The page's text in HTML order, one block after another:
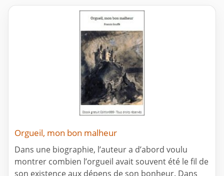
Orgueil, mon bon malheur
Dans une biographie, l’auteur a d’abord voulu
montrer combien l’orgueil avait souvent été le fil de
son existence aux dépens de son bonheur. Dans